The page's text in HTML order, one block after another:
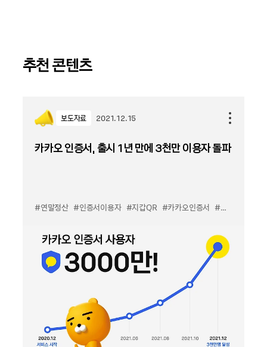
추천 콘텐츠
보도자료 2021.12.15
카카오 인증서, 출시 1년 만에 3천만 이용자 돌파
#연말정산 #인증서이용자 #지갑QR #카카오인증서 #카카오톡지갑